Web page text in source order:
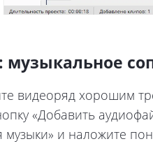
видеоряд хорошим
«Добавить
музыки» и наложите